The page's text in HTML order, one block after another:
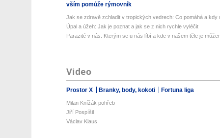
vším pomůže rýmovník
Jak se zdravě zchladit v tropických vedrech: Co pomáhá a kdy
Úpal a úžeh: Jak je poznat a jak se z nich rychle vyléčit
Parazité v nás: Kterým se u nás líbí a kde v našem těle je
Video
Prostor X Branky, body, kokoti Fortuna liga
Milan Knížák pohřeb
Jiří Pospíšil
Václav Klaus